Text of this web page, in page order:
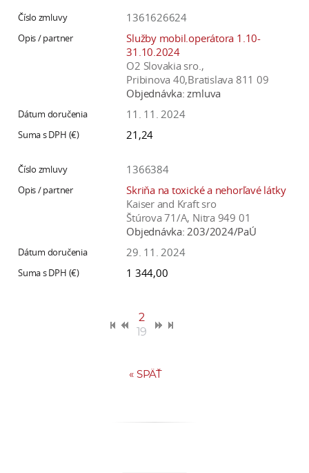
1361626624
Služby mobil.operátora 1.10-
31.10.2024
O2 Slovakia sro.,
Pribinova 40,Bratislava 811 09
Objednávka: zmluva
11. 11. 2024
21,24
1366384
Skriňa na toxické a nehorľavé látky
Kaiser and Kraft sro
Štúrova 71/A, Nitra 949 01
Objednávka: 203/2024/PaÚ
29. 11. 2024
1 344,00
2
19
«SPÄŤ